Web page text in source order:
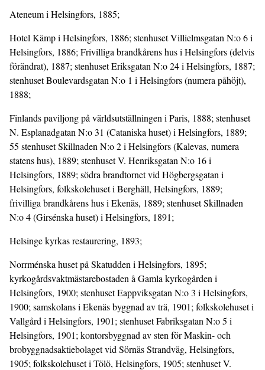
Ateneum i Helsingfors, 1885;
Hotel Kämp i Helsingfors, 1886; stenhuset Villielmsgatan N:o 6 i
Helsingfors, 1886; Frivilliga brandkårens hus i Helsingfors (delvis
förändrat), 1887; stenhuset Eriksgatan N:o 24 i Helsingfors, 1887;
stenhuset Boulevardsgatan N:o 1 i Helsingfors (numera påhöjt),
1888;
Finlands paviljong på världsutställningen i Paris, 1888; stenhuset
N. Esplanadgatan N:o 31 (Cataniska huset) i Helsingfors, 1889;
55 stenhuset Skillnaden N:o 2 i Helsingfors (Kalevas, numera
statens hus), 1889; stenhuset V. Henriksgatan N:o 16 i
Helsingfors, 1889; södra brandtornet vid Högbergsgatan i
Helsingfors, folkskolehuset i Berghäll, Helsingfors, 1889;
frivilliga brandkårens hus i Ekenäs, 1889; stenhuset Skillnaden
N:o 4 (Girsénska huset) i Helsingfors, 1891;
Helsinge kyrkas restaurering, 1893;
Norrménska huset på Skatudden i Helsingfors, 1895;
kyrkogårdsvaktmästarebostaden å Gamla kyrkogården i
Helsingfors, 1900; stenhuset Eappviksgatan N:o 3 i Helsingfors,
1900; samskolans i Ekenäs byggnad av trä, 1901; folkskolehuset i
Vallgård i Helsingfors, 1901; stenhuset Fabriksgatan N:o 5 i
Helsingfors, 1901; kontorsbyggnad av sten för Maskin- och
brobyggnadsaktiebolaget vid Sörnäs Strandväg, Helsingfors,
1905; folkskolehuset i Tölö, Helsingfors, 1905; stenhuset V.